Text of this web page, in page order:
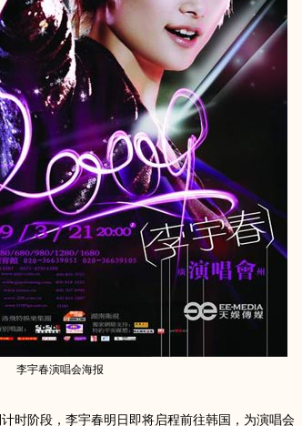
李宇春演唱会海报
时阶段，李宇春明日即将启程前往韩国，为演唱会